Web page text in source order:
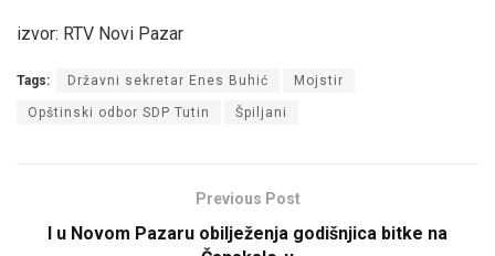
izvor: RTV Novi Pazar
Tags: Državni sekretar Enes Buhić Mojstir
Opštinski odbor SDP Tutin Špiljani
Previous Post
I u Novom Pazaru obilježenja godišnjica bitke na